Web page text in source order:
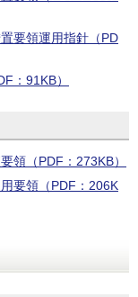
要領運用指針（PD
：91KB）
領（PDF：273KB）
要領（PDF：206K